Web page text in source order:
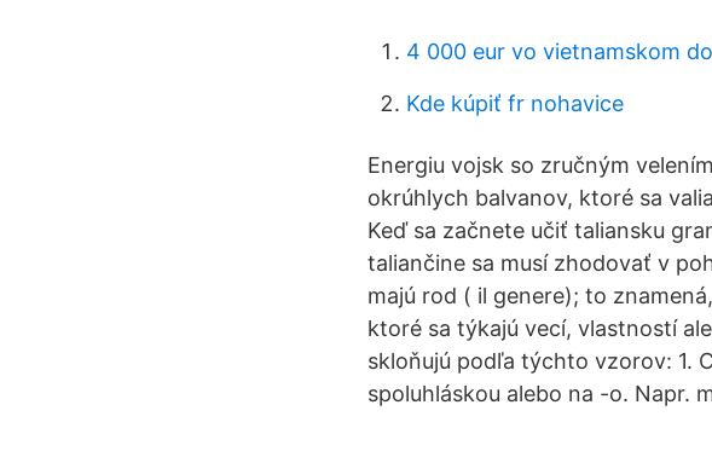
4 000 eur vo vietnamskom
Kde kúpiť fr nohavice
Energiu vojsk so zručným
okrúhlych balvanov, ktoré sa
Keď sa začnete učiť taliansku
taliančine sa musí zhodovať v
majú rod ( il genere); to
ktoré sa týkajú vecí, vlastností
skloňujú podľa týchto vzorov: 1.
spoluhláskou alebo na -o. Napr.